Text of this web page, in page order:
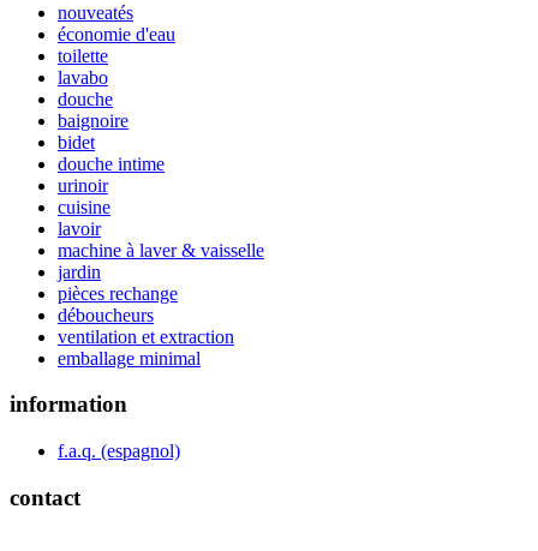
nouveatés
économie d'eau
toilette
lavabo
douche
baignoire
bidet
douche intime
urinoir
cuisine
lavoir
machine à laver & vaisselle
jardin
pièces rechange
déboucheurs
ventilation et extraction
emballage minimal
information
f.a.q. (espagnol)
contact